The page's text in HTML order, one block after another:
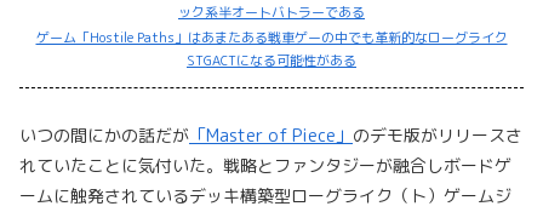
ック系半オートバトラーである
ゲーム「Hostile Paths」はあまたある戦車ゲーの中でも革新的なローグライク
STGACTになる可能性がある
いつの間にかの話だが 「Master of Piece」 のデモ版がリリースさ
れていたことに気付いた。戦略とファンタジーが融合しボードゲ
ームに触発されているデッキ構築型ローグライク（ト）ゲームジ